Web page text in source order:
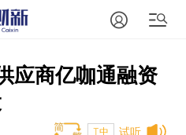
应商亿咖通融资
试听
T中